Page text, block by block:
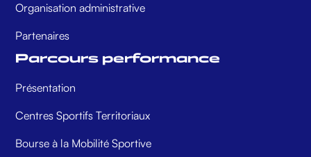
Organisation administrative
Partenaires
Parcours performance
Présentation
Centres Sportifs Territoriaux
Bourse à la Mobilité Sportive